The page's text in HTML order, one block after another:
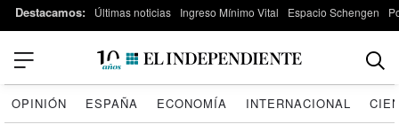
Destacamos: Últimas noticias Ingreso Mínimo Vital Espacio Schengen
OPINIÓN ESPAÑA ECONOMÍA INTERNACIONAL